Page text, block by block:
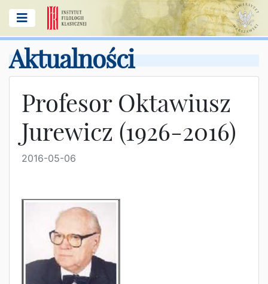
Aktualności
Profesor Oktawiusz
Jurewicz (1926-2016)
2016-05-06